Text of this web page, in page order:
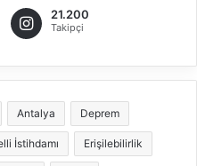
21.200
Takipçi
Antalya Deprem
İstihdamı Erişilebilirlik